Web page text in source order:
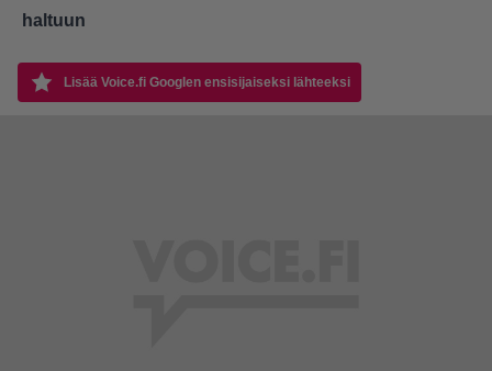
haltuun
Lisää Voice.fi Googlen ensisijaiseksi lähteeksi